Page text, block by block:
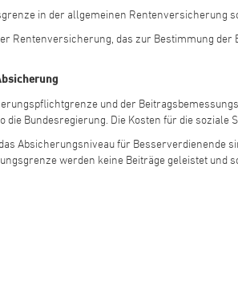
in der allgemeinen Rentenversicherung
Rentenversicherung, das zur Bestimmung
und der
die Bundesregierung. Die Kosten für die
Absicherungsniveau für
werden keine Beiträge geleistet und